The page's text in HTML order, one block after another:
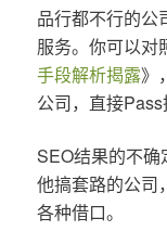
品行都不行的公
服务。你可以对
手段解析揭露》
公司，直接Pass
SEO结果的不
他搞套路的公司
各种借口。